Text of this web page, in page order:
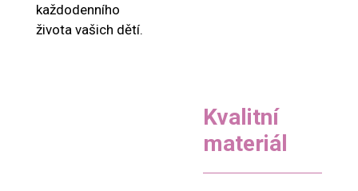
každodenního
života vašich dětí.
Kvalitní
materiál